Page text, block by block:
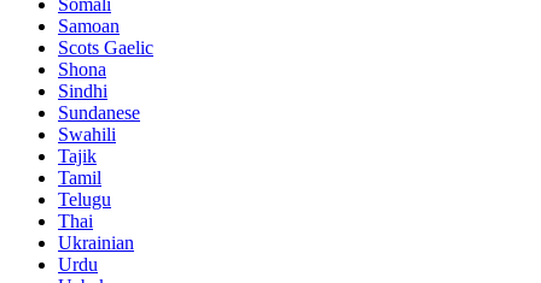
Somali
Samoan
Scots Gaelic
Shona
Sindhi
Sundanese
Swahili
Tajik
Tamil
Telugu
Thai
Ukrainian
Urdu